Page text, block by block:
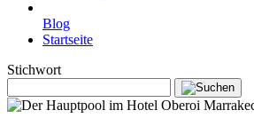
Blog
Startseite
Stichwort